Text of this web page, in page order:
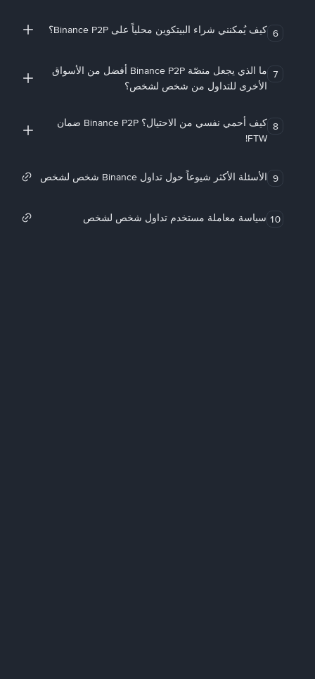
6 كيف يُمكنني شراء البيتكوين محلياً على Binance P2P؟
7
ما الذي يجعل منصّة Binance P2P أفضل من الأسواق
الأخرى للتداول من شخص لشخص؟
8
كيف أحمي نفسي من الاحتيال؟ Binance P2P ضمان
FTW!
9 الأسئلة الأكثر شيوعاً حول تداول Binance شخص لشخص
10 سياسة معاملة مستخدم تداول شخص لشخص